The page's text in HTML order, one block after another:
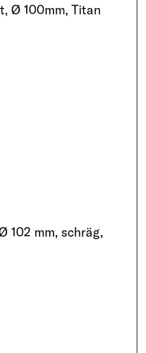
Ø 100mm, Titan
102 mm, schräg,